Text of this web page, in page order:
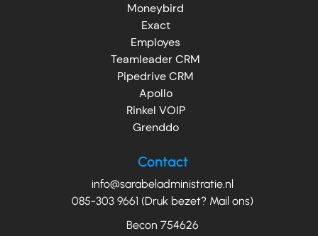
Moneybird
Exact
Employes
Teamleader CRM
Pipedrive CRM
Apollo
Rinkel VOIP
Grenddo
Contact
info@sarabeladministratie.nl
085-303 9661 (Druk bezet? Mail ons)
Becon 754626